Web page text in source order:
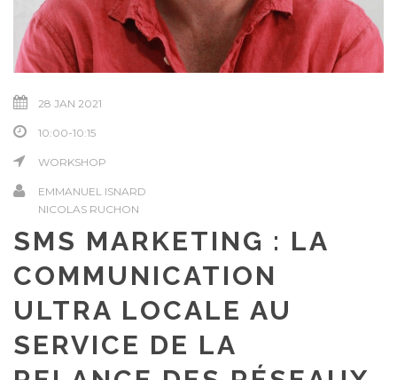
28 JAN 2021
10:00-10:15
WORKSHOP
EMMANUEL ISNARD
NICOLAS RUCHON
SMS MARKETING : LA
COMMUNICATION
ULTRA LOCALE AU
SERVICE DE LA